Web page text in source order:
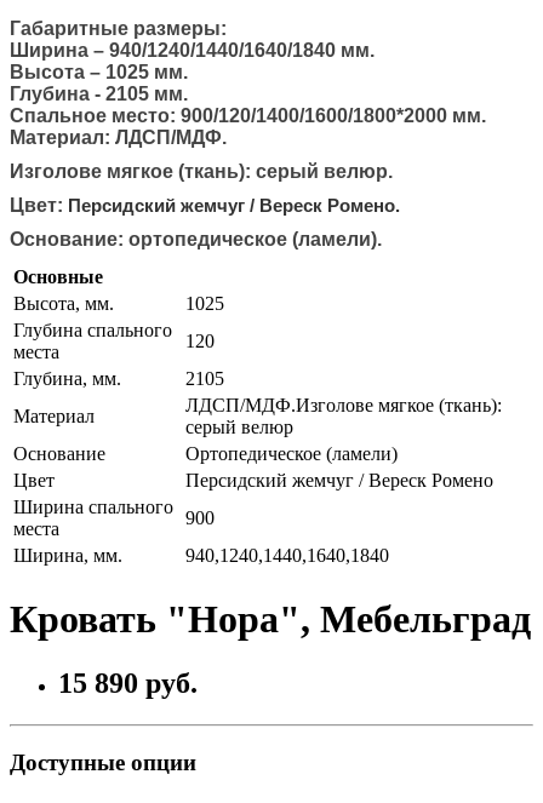
Габаритные размеры:
Ширина – 940/1240/1440/1640/1840 мм.
Высота – 1025 мм.
Глубина - 2105 мм.
Спальное место: 900/120/1400/1600/1800*2000 мм.
Материал: ЛДСП/МДФ.
Изголове мягкое (ткань): серый велюр.
Цвет: Персидский жемчуг / Вереск Ромено.
Основание: ортопедическое (ламели).
Основные
Высота, мм.
1025
Глубина спального
места
120
Глубина, мм.
2105
Материал
ЛДСП/МДФ.Изголове мягкое (ткань):
серый велюр
Основание
Ортопедическое (ламели)
Цвет
Персидский жемчуг / Вереск Ромено
Ширина спального
места
900
Ширина, мм.
940,1240,1440,1640,1840
Кровать "Нора", Мебельград
15 890 руб.
Доступные опции